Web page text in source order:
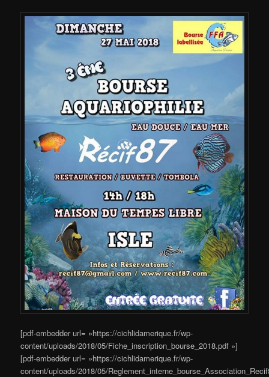
[pdf-embedder url= »https://cichlidamerique.fr/wp-
content/uploads/2018/05/Fiche_inscription_bourse_2018.pdf »]
[pdf-embedder url= »https://cichlidamerique.fr/wp-
content/uploads/2018/05/